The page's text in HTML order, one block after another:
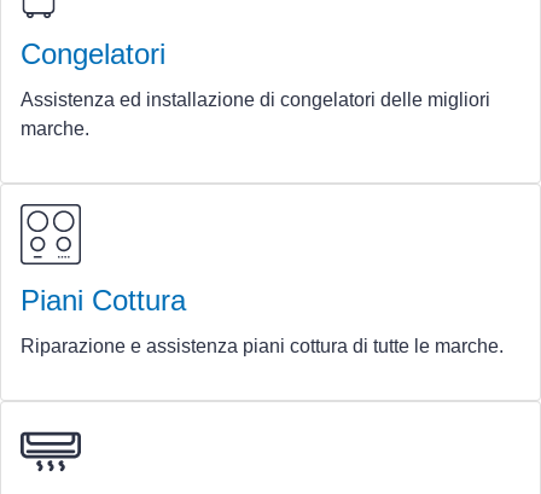
Congelatori
Assistenza ed installazione di congelatori delle migliori
marche.
Piani Cottura
Riparazione e assistenza piani cottura di tutte le marche.